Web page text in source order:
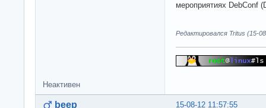
мероприятиях DebConf
Редактировался Tritus (15-
Неактивен
15-08-12 11:57:55
beep